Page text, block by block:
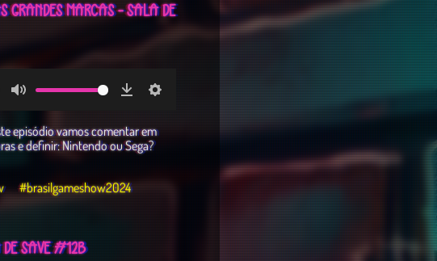
GRANDES MARCAS - SALA DE
Mute
episódio vamos comentar em
e definir: Nintendo ou Sega?
#brasilgameshow2024
DE SAVE #12B